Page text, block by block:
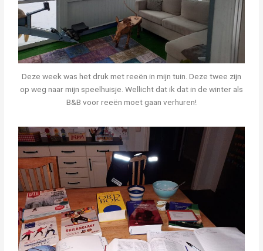
Deze week was het druk met reeën in mijn tuin. Deze twee zijn
op weg naar mijn speelhuisje. Wellicht dat ik dat in de winter als
B&B voor reeën moet gaan verhuren!